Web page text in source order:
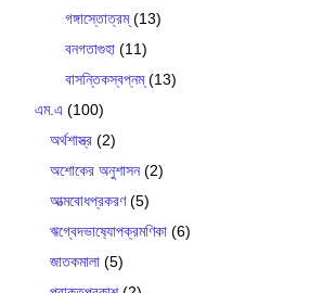
গঙ্গাস্তোত্রম্(13)
বনগতাগুহা (11)
বাসন্তিকস্বপ্নম্(13)
এম.এ (100)
অর্থশাস্ত্র (2)
অশোকের অনুশাসন(2)
আত্মবোধপ্রকরণ(5)
ঋগ্বেদভাষ‍্যোপক্রমণিকা (6)
জাতকমালা (5)